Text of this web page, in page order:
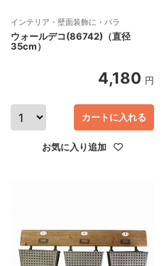
インテリア・壁面装飾に・バラ
ウォールデコ(86742)（直径
35cm）
4,180 円
カートに入れる
お気に入り追加